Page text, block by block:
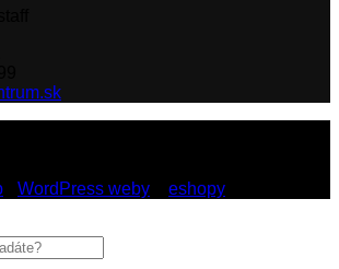
WordPress weby eshopy